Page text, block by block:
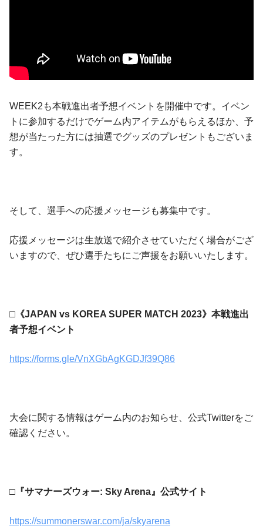
WEEK2も本戦進出者予想イベントを開催中です。イベン
トに参加するだけでゲーム内アイテムがもらえるほか、予
想が当たった方には抽選でグッズのプレゼントもございま
す。
そして、選手への応援メッセージも募集中です。
応援メッセージは生放送で紹介させていただく場合がござ
いますので、ぜひ選手たちにご声援をお願いいたします。
□《JAPAN vs KOREA SUPER MATCH 2023》本戦進出
者予想イベント
https://forms.gle/VnXGbAgKGDJf39Q86
大会に関する情報はゲーム内のお知らせ、公式Twitterをご
確認ください。
□『サマナーズウォー: Sky Arena』公式サイト
https://summonerswar.com/ja/skyarena